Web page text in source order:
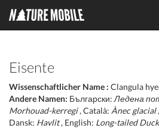
Eisente
Wissenschaftlicher Name : Clangula
Andere Namen: Български: Ледена
Morhouad-kerregi, Català: Ànec glacial
Dansk: Havlit, English: Long-tailed Duck